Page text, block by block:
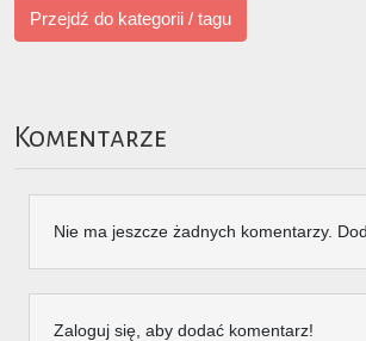
Przejdź do kategorii / tagu
Komentarze
Nie ma jeszcze żadnych komentarzy.
Zaloguj się, aby dodać komentarz!